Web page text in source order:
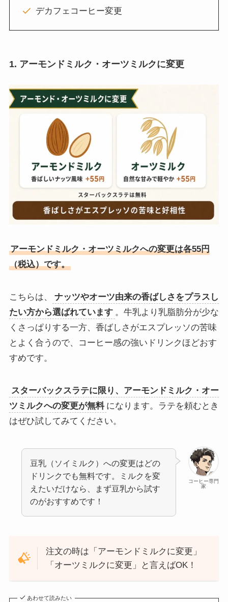
デカフェコーヒー変更
1. アーモンドミルク・オーツミルクに変更
アーモンドミルク・オーツミルクへの変更は各55円
（税込）です。
こちらは、
ナッツやオーツ由来の香ばしさをプラスし
たい方から選ばれています 。牛乳より乳脂肪分が少な
くさっぱりする一方、香ばしさがエスプレッソの苦味
とよく合うので、コーヒー感の強いドリンクほどおす
すめです。
スターバックスラテに限り、アーモンドミルク・オー
ツミルクへの変更が無料 になります。ラテを頼むとき
はぜひ試してみてください。
コーヒー専門
家
豆乳（ソイミルク）への変更はどの
ドリンクでも無料です。ミルクを変
えたいだけなら、まず豆乳から試す
のがおすすめです！
注文の時は「アーモンドミルクに変更」
「オーツミルクに変更」と言えばOK！
あわせて読みたい